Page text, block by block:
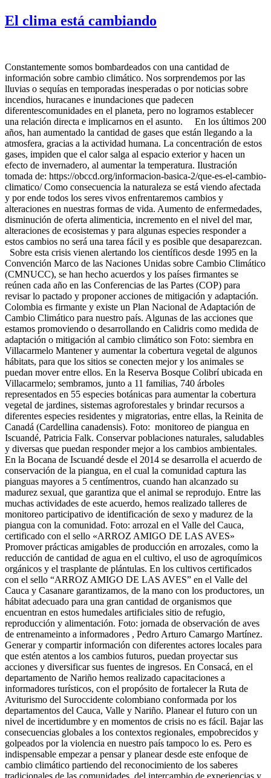
El clima está cambiando
Constantemente somos bombardeados con una cantidad de
información sobre cambio climático. Nos sorprendemos por las
lluvias o sequías en temporadas inesperadas o por noticias sobre
incendios, huracanes e inundaciones que padecen
diferentescomunidades en el planeta, pero no logramos establecer
una relación directa e implicarnos en el asunto. En los últimos 200
años, han aumentado la cantidad de gases que están llegando a la
atmosfera, gracias a la actividad humana. La concentración de estos
gases, impiden que el calor salga al espacio exterior y hacen un
efecto de invernadero, al aumentar la temperatura. Ilustración
tomada de: https://obccd.org/informacion-basica-2/que-es-el-cambio-
climatico/ Como consecuencia la naturaleza se está viendo afectada
y por ende todos los seres vivos enfrentaremos cambios y
alteraciones en nuestras formas de vida. Aumento de enfermedades,
disminución de oferta alimenticia, incremento en el nivel del mar,
alteraciones de ecosistemas y para algunas especies responder a
estos cambios no será una tarea fácil y es posible que desaparezcan.
Sobre esta crisis vienen alertando los científicos desde 1995 en la
Convención Marco de las Naciones Unidas sobre Cambio Climático
(CMNUCC), se han hecho acuerdos y los países firmantes se
reúnen cada año en las Conferencias de las Partes (COP) para
revisar lo pactado y proponer acciones de mitigación y adaptación.
Colombia es firmante y existe un Plan Nacional de Adaptación de
Cambio Climático para nuestro país. Algunas de las acciones que
estamos promoviendo o desarrollando en Calidris como medida de
adaptación o mitigación al cambio climático son Foto: siembra en
Villacarmelo Mantener y aumentar la cobertura vegetal de algunos
hábitats, para que los sitios se conecten mejor y los animales se
puedan mover entre ellos. En la Reserva Bosque Colibrí ubicada en
Villacarmelo; sembramos, junto a 11 familias, 740 árboles
representados en 55 especies botánicas para aumentar la cobertura
vegetal de jardines, sistemas agroforestales y brindar recursos a
diferentes especies residentes y migratorias, entre ellas, la Reinita de
Canadá (Cardellina canadensis). Foto: monitoreo de piangua en
Iscuandé, Patricia Falk. Conservar poblaciones naturales, saludables
y diversas que puedan responder mejor a los cambios ambientales.
En la Bocana de Iscuandé desde el 2014 se desarrolla el acuerdo de
conservación de la piangua, en el cual la comunidad captura las
pianguas mayores a 5 centímentros, cuando han alcanzado su
madurez sexual, que garantiza que el animal se reprodujo. Entre las
muchas actividades de este acuerdo, hemos realizado talleres de
monitoreo participativo de identificación de sexo y madurez de la
piangua con la comunidad. Foto: arrozal en el Valle del Cauca,
certificado con el sello «ARROZ AMIGO DE LAS AVES»
Promover prácticas amigables de producción en arrozales, como la
reducción de cantidad de agua en el cultivo, el uso de agroquímicos
orgánicos y el trasplante de plántulas. En los cultivos certificados
con el sello “ARROZ AMIGO DE LAS AVES” en el Valle del
Cauca y Casanare garantizamos, de la mano con los productores, un
hábitat adecuado para una gran cantidad de organismos que
encuentran en estos humedales artificiales sitio de refugio,
reproducción y alimentación. Foto: jornada de observación de aves
de entrenameinto a informadores , Pedro Arturo Camargo Martínez.
Generar y compartir información con diferentes actores locales para
que estén atentos a los cambios futuros, puedan proyectar sus
acciones y diversificar sus fuentes de ingresos. En Consacá, en el
departamento de Nariño hemos realizado capacitaciones a
informadores turísticos, con el propósito de fortalecer la Ruta de
Aviturismo del Suroccidente colombiano conformada por los
departamentos del Cauca, Valle y Nariño. Planear el futuro con un
nivel de incertidumbre y en momentos de crisis no es fácil. Bajar las
consecuencias globales a los contextos regionales, empobrecidos y
golpeados por la violencia en nuestro país tampoco lo es. Pero es
indispensable empezar a pensar y planear desde este enfoque de
cambio climático partiendo del reconocimiento de los saberes
tradicionales de las comunidades, del intercambio de experiencias y